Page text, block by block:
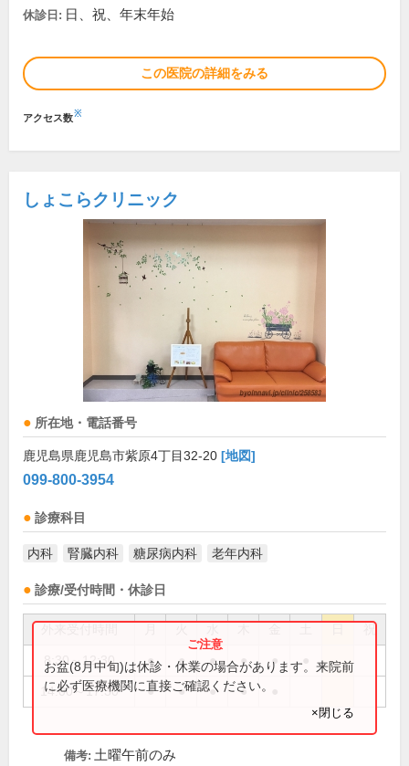
休診日: 日、祝、年末年始
この医院の詳細をみる
アクセス数※
しょこらクリニック
所在地・電話番号
鹿児島県鹿児島市紫原4丁目32-20 [地図]
099-800-3954
診療科目
内科 腎臓内科 糖尿病内科 老年内科
診療/受付時間・休診日
祝
8:30～12:30 ● ● ● ● ●
14:00～17:30 ● ● ● ●
お盆(8月中旬)は休診・休業の場合があります。来院前
に必ず医療機関に直接ご確認ください。
×閉じる
備考: 土曜午前のみ